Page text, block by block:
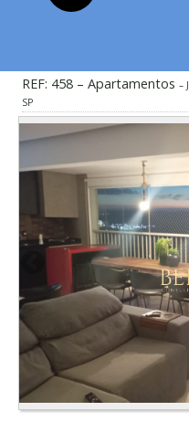
REF: 458 – Apartamentos
SP